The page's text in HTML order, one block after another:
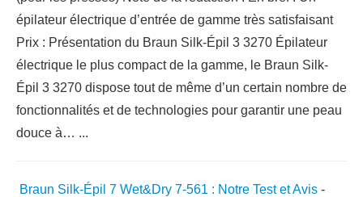
épilateur électrique d’entrée de gamme très satisfaisant
Prix : Présentation du Braun Silk-Épil 3 3270 Épilateur
électrique le plus compact de la gamme, le Braun Silk-
Épil 3 3270 dispose tout de même d’un certain nombre de
fonctionnalités et de technologies pour garantir une peau
douce à… ...
Braun Silk-Épil 7 Wet&Dry 7-561 : Notre Test et Avis -